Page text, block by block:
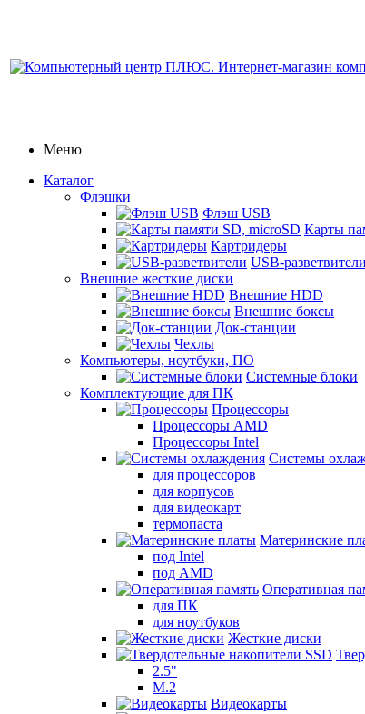
Меню
Каталог
Флэшки
Флэш USB
Карты
Картридеры
USB-разветвители
Внешние жесткие диски
Внешние HDD
Внешние боксы
Док-станции
Чехлы
Компьютеры, ноутбуки, ПО
Системные блоки
Комплектующие для ПК
Процессоры
Процессоры AMD
Процессоры Intel
Системы
для процессоров
для корпусов
для видеокарт
термопаста
Материнские
под Intel
под AMD
Оперативная
для ПК
для ноутбуков
Жесткие диски
2.5"
M.2
Видеокарты